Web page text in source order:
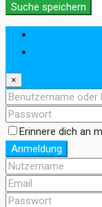
Suche speichern
×
Erinnere dich an
Anmeldung